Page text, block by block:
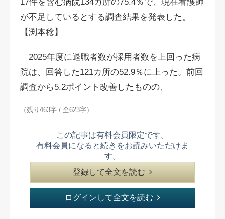
が不足しているとする調査結果を発表した。
【渕本稔】
2025年度に退職者数が採用者数を上回った病
院は、回答した121カ所の52.9％に上った。前回
調査から5.2ポイント改善したものの、
（残り463字 / 全623字）
この記事は有料会員限定です。
有料会員になると続きをお読みいただけま
す。
登録して全文を読む
ログインして全文を読む